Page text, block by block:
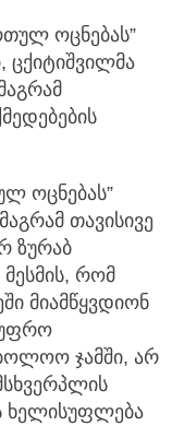
ოცნებას”
ცქიტიშვილმა
ოცნებას”
თავისივე
ზურაბ
რომ
მიამწყვდიონ
ჯამში, არ
ხელისუფლება